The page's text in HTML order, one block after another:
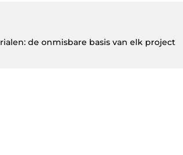
de onmisbare basis van elk project